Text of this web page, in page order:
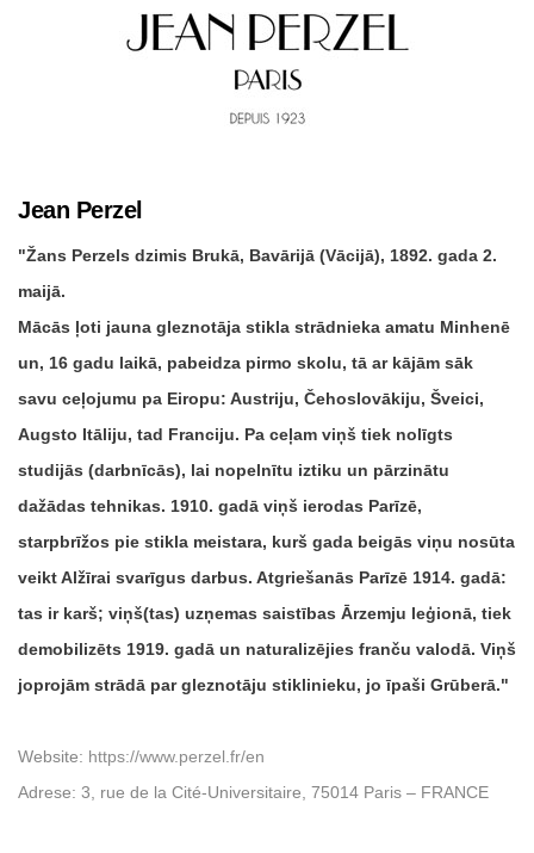
Jean Perzel
Žans Perzels dzimis Brukā, Bavārijā (Vācijā), 1892. gada 2.
maijā.
Mācās ļoti jauna gleznotāja stikla strādnieka amatu Minhenē
un, 16 gadu laikā, pabeidza pirmo skolu, tā ar kājām sāk
savu ceļojumu pa Eiropu: Austriju, Čehoslovākiju, Šveici,
Augsto Itāliju, tad Franciju. Pa ceļam viņš tiek nolīgts
studijās (darbnīcās), lai nopelnītu iztiku un pārzinātu
dažādas tehnikas. 1910. gadā viņš ierodas Parīzē,
starpbrīžos pie stikla meistara, kurš gada beigās viņu nosūta
veikt Alžīrai svarīgus darbus. Atgriešanās Parīzē 1914. gadā:
tas ir karš; viņš(tas) uzņemas saistības Ārzemju leģionā, tiek
demobilizēts 1919. gadā un naturalizējies franču valodā. Viņš
joprojām strādā par gleznotāju stiklinieku, jo īpaši Grūberā.
Website: https://www.perzel.fr/en
Adrese: 3, rue de la Cité-Universitaire, 75014 Paris – FRANCE